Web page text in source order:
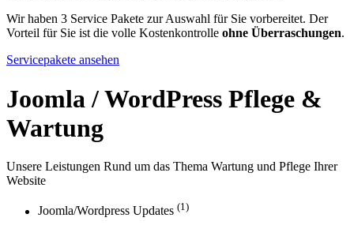
Wir haben 3 Service Pakete zur Auswahl für Sie vorbereitet. Der
Vorteil für Sie ist die volle Kostenkontrolle ohne Überraschungen.
Servicepakete ansehen
Joomla / WordPress Pflege &
Wartung
Unsere Leistungen Rund um das Thema Wartung und Pflege Ihrer
Website
Joomla/Wordpress Updates (1)